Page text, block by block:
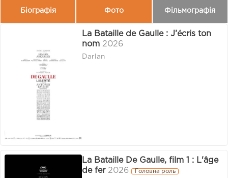
Біографія Фото Фільмографія
La Bataille de Gaulle : J’écris ton
nom 2026
Darlan
La Bataille De Gaulle, film 1 : L'âge
de fer 2026 Головна роль